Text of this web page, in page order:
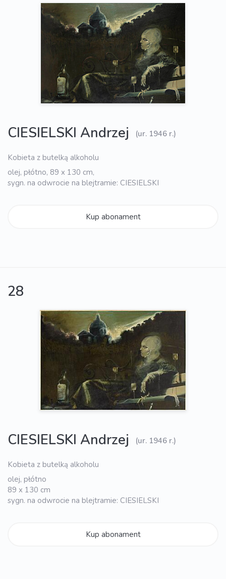
CIESIELSKI Andrzej (ur. 1946 r.)
Kobieta z butelką alkoholu
olej, płótno, 89 x 130 cm,
sygn. na odwrocie na blejtramie: CIESIELSKI
Kup abonament
28
CIESIELSKI Andrzej (ur. 1946 r.)
Kobieta z butelką alkoholu
olej, płótno
89 x 130 cm
sygn. na odwrocie na blejtramie: CIESIELSKI
Kup abonament